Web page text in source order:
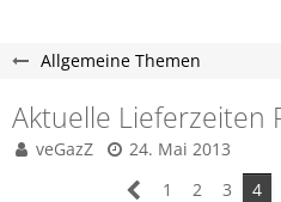
Allgemeine Themen
Aktuelle Lieferzeiten
veGazZ
24. Mai 2013
1
2 3 4